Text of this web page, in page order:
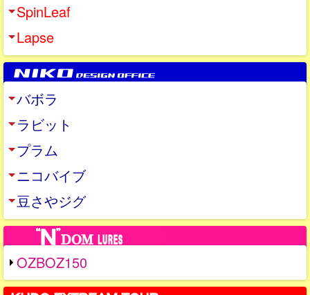
SpinLeaf
Lapse
バボラ
ラビット
プラム
ニコバイブ
豆さやジグ
OZBOZ150